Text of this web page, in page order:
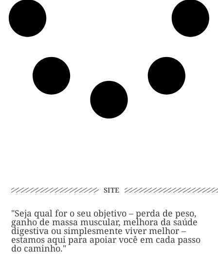
SITE
"Seja qual for o seu objetivo – perda de peso,
ganho de massa muscular, melhora da saúde
digestiva ou simplesmente viver melhor –
estamos aqui para apoiar você em cada passo
do caminho."